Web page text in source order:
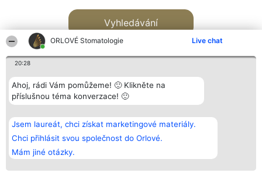
ORLOVÉ Stomatologie Live chat
20:28
Ahoj, rádi Vám pomůžeme! 🙂 Klikněte na
příslušnou téma konverzace! 🙂
Jsem laureát, chci získat marketingové materiály.
Chci přihlásit svou společnost do Orlové.
Mám jiné otázky.
Vyhledávání
Bright Side Solutions sp. z o.
o. sp. k.
ul. Ruska 22
Wrocław 50-079
KRS 0000749100 | Regon
381313360 | NIP 8943132676
Vítězové
Seznam všech
laureátů
Zásady
Zásady
Kontakt